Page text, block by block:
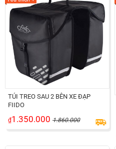
TÚI TREO SAU 2 BÊN XE ĐẠP
FIIDO
₫1.350.000 1.860.000